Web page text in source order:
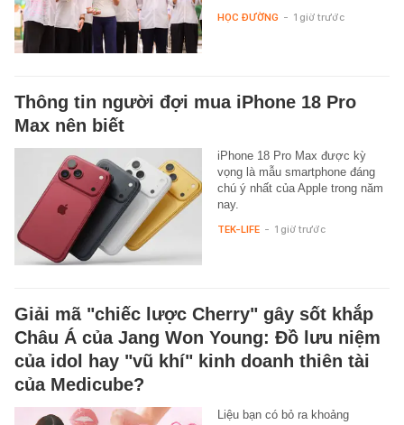
HỌC ĐƯỜNG - 1 giờ trước
Thông tin người đợi mua iPhone 18 Pro
Max nên biết
iPhone 18 Pro Max được kỳ
vọng là mẫu smartphone đáng
chú ý nhất của Apple trong năm
nay.
TEK-LIFE - 1 giờ trước
Giải mã "chiếc lược Cherry" gây sốt khắp
Châu Á của Jang Won Young: Đồ lưu niệm
của idol hay "vũ khí" kinh doanh thiên tài
của Medicube?
Liệu bạn có bỏ ra khoảng